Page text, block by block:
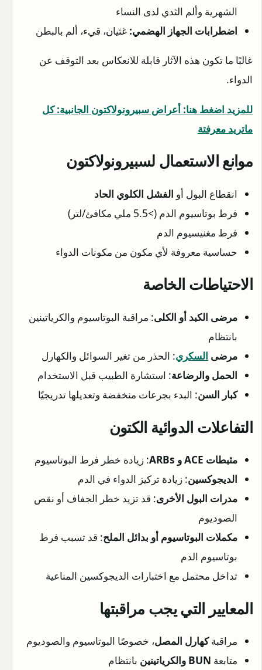
الشهرية وألم الثدي لدى النساء
اضطرابات الجهاز الهضمي: غثيان، قيء، ألم بالبطن
غالبًا ما تكون هذه الآثار قابلة للانعكاس بعد التوقف عن
الدواء.
للمزيد اضغط هنا: أعراض سبيرونولاكتون الجانبية: كل
ماتريد معرفتة
موانع الاستعمال لسبيرونولاكتون
انقطاع البول أو الفشل الكلوي الحاد
فرط بوتاسيوم الدم (>5.5 ملي مكافئ/لتر)
فرط مغنيسيوم الدم
حساسية معروفة لأي مكون من مكونات الدواء
الاحتياطات الخاصة
مرضى الكبد أو الكلى: مراقبة البوتاسيوم والكرياتينين
بانتظام
مرضى السكري: الحذر من تغير السوائل والكهارل
الحمل والرضاعة: استشارة الطبيب قبل الاستخدام
كبار السن: البدء بجرعات منخفضة وتعديلها تدريجيًا
التفاعلات الدوائية الكتون
مثبطات ACE و ARBs
: زيادة خطر فرط البوتاسيوم
الديجوكسين: زيادة تركيز الدواء في الدم
مدرات البول الأخرى: قد تزيد خطر الجفاف أو نقص
الصوديوم
مكملات البوتاسيوم أو بدائل الملح: قد تسبب فرط
بوتاسيوم الدم
تداخل محتمل مع اختبارات الديجوكسين المناعية
المعايير التي يجب مراقبتها
مراقبةكهارل المصل، خصوصًا البوتاسيوم والصوديوم
متابعة BUN والكرياتينين بانتظام